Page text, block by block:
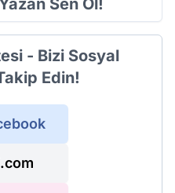
Sen Ol!
- Bizi Sosyal
Edin!